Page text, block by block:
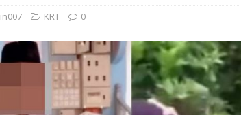
KRT 0